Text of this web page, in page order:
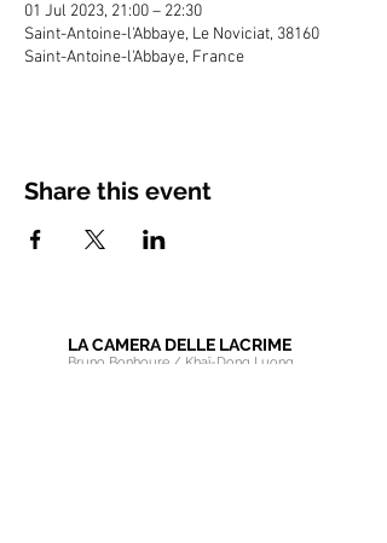
01 Jul 2023, 21:00 – 22:30
Saint-Antoine-l'Abbaye, Le Noviciat, 38160
Saint-Antoine-l'Abbaye, France
Share this event
LA CAMERA DELLE LACRIME
Bruno Bonhoure / Khaï-Dong Luong